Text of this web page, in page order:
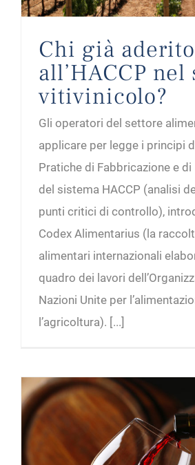
Chi già aderito
all’HACCP nel
vitivinicolo?
Gli operatori del settore
applicare per legge i principi
Pratiche di Fabbricazione e di
del sistema HACCP (analisi
punti critici di controllo),
Codex Alimentarius (la
alimentari internazionali
quadro dei lavori
Nazioni Unite per
l’agricoltura). [...]